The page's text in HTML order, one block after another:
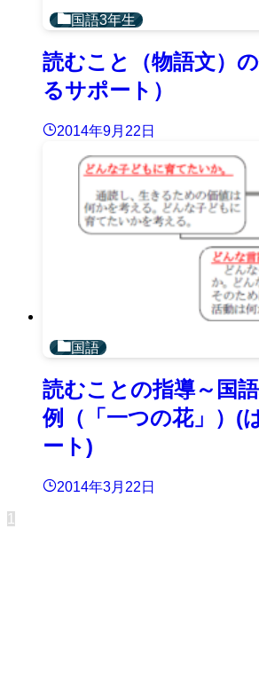
国語3年生
読むこと（物語文）
るサポート）
2014年9月22日
国語
読むことの指導～国
例（「一つの花」）(
ート)
2014年3月22日
1